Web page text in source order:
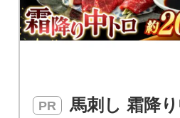
PR